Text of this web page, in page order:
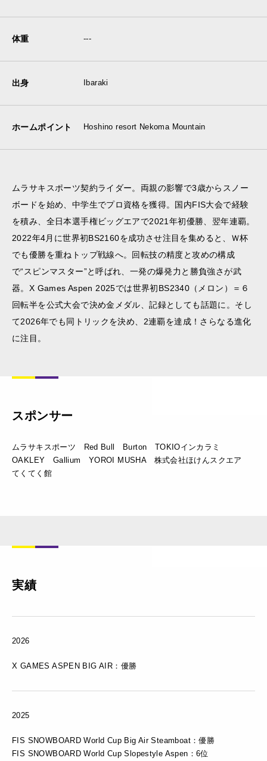
体重 ---
出身 Ibaraki
ホームポイント Hoshino resort Nekoma Mountain
ムラサキスポーツ契約ライダー。両親の影響で3歳からスノー
ボードを始め、中学生でプロ資格を獲得。国内FIS大会で経験
を積み、全日本選手権ビッグエアで2021年初優勝、翌年連覇。
2022年4月に世界初BS2160を成功させ注目を集めると、Ｗ杯
でも優勝を重ねトップ戦線へ。回転技の精度と攻めの構成
で“スピンマスター”と呼ばれ、一発の爆発力と勝負強さが武
器。X Games Aspen 2025では世界初BS2340（メロン）＝６
回転半を公式大会で決め金メダル、記録としても話題に。そし
て2026年でも同トリックを決め、2連覇を達成！さらなる進化
に注目。
スポンサー
ムラサキスポーツ Red Bull Burton TOKIOインカラミ
OAKLEY Gallium YOROI MUSHA 株式会社ほけんスクエア
てくてく館
実績
2026
X GAMES ASPEN BIG AIR：優勝
2025
FIS SNOWBOARD World Cup Big Air Steamboat：優勝
FIS SNOWBOARD World Cup Slopestyle Aspen：6位